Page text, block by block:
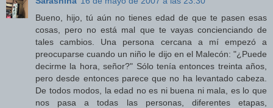
Bueno, hijo, tú aún no tienes edad de que te pasen esas
cosas, pero no está mal que te vayas concienciando de
tales cambios. Una persona cercana a mí empezó a
preocuparse cuando un niño le dijo en el Malecón: "¿Puede
decirme la hora, señor?" Sólo tenía entonces treinta años,
pero desde entonces parece que no ha levantado cabeza.
De todos modos, la edad no es ni buena ni mala, es lo que
nos pasa a todas las personas, diferentes etapas,